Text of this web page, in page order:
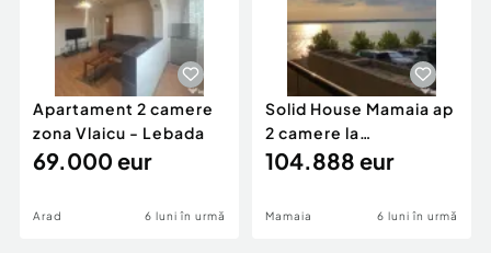
Apartament 2 camere
zona Vlaicu - Lebada
69.000 eur
Arad 6 luni în urmă
Solid House Mamaia ap
2 camere la
cheie,langa Mega
104.888 eur
Mamaia 6 luni în urmă